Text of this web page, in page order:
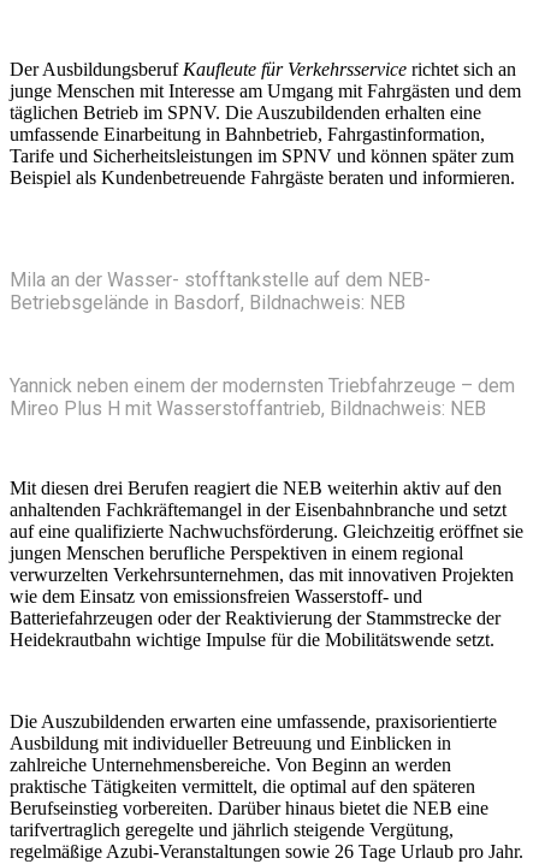
Der Ausbildungsberuf Kaufleute für Verkehrsservice richtet sich an
junge Menschen mit Interesse am Umgang mit Fahrgästen und dem
täglichen Betrieb im SPNV. Die Auszubildenden erhalten eine
umfassende Einarbeitung in Bahnbetrieb, Fahrgastinformation,
Tarife und Sicherheitsleistungen im SPNV und können später zum
Beispiel als Kundenbetreuende Fahrgäste beraten und informieren.
Mila an der Wasser- stofftankstelle auf dem NEB-
Betriebsgelände in Basdorf, Bildnachweis: NEB
Yannick neben einem der modernsten Triebfahrzeuge – dem
Mireo Plus H mit Wasserstoffantrieb, Bildnachweis: NEB
Mit diesen drei Berufen reagiert die NEB weiterhin aktiv auf den
anhaltenden Fachkräftemangel in der Eisenbahnbranche und setzt
auf eine qualifizierte Nachwuchsförderung. Gleichzeitig eröffnet sie
jungen Menschen berufliche Perspektiven in einem regional
verwurzelten Verkehrsunternehmen, das mit innovativen Projekten
wie dem Einsatz von emissionsfreien Wasserstoff- und
Batteriefahrzeugen oder der Reaktivierung der Stammstrecke der
Heidekrautbahn wichtige Impulse für die Mobilitätswende setzt.
Die Auszubildenden erwarten eine umfassende, praxisorientierte
Ausbildung mit individueller Betreuung und Einblicken in
zahlreiche Unternehmensbereiche. Von Beginn an werden
praktische Tätigkeiten vermittelt, die optimal auf den späteren
Berufseinstieg vorbereiten. Darüber hinaus bietet die NEB eine
tarifvertraglich geregelte und jährlich steigende Vergütung,
regelmäßige Azubi-Veranstaltungen sowie 26 Tage Urlaub pro Jahr.